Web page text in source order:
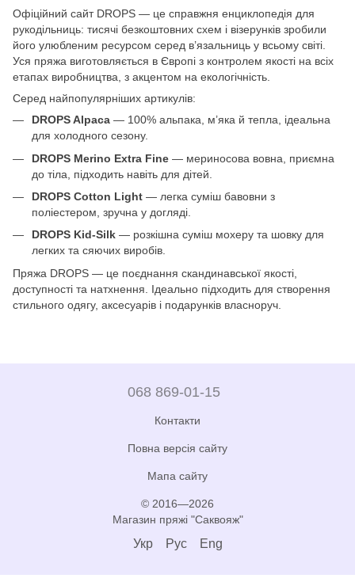
Офіційний сайт DROPS — це справжня енциклопедія для
рукодільниць: тисячі безкоштовних схем і візерунків зробили
його улюбленим ресурсом серед в’язальниць у всьому світі.
Уся пряжа виготовляється в Європі з контролем якості на всіх
етапах виробництва, з акцентом на екологічність.
Серед найпопулярніших артикулів:
DROPS Alpaca — 100% альпака, м’яка й тепла, ідеальна
для холодного сезону.
DROPS Merino Extra Fine — мериносова вовна, приємна
до тіла, підходить навіть для дітей.
DROPS Cotton Light — легка суміш бавовни з
поліестером, зручна у догляді.
DROPS Kid-Silk — розкішна суміш мохеру та шовку для
легких та сяючих виробів.
Пряжа DROPS — це поєднання скандинавської якості,
доступності та натхнення. Ідеально підходить для створення
стильного одягу, аксесуарів і подарунків власноруч.
068 869-01-15
Контакти
Повна версія сайту
Мапа сайту
© 2016—2026
Магазин пряжі "Саквояж"
Укр Рус Eng